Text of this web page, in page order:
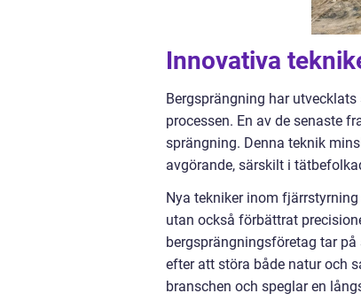
Innovativa
Bergsprängning har
processen. En av de senaste
sprängning. Denna teknik
avgörande, särskilt i
Nya tekniker inom
utan också förbättrat
bergsprängningsföretag tar
efter att störa både natur och
branschen och speglar en